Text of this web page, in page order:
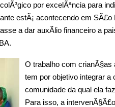
por excelÃªncia para
estÃ¡ acontecendo em SÃ£o
a dar auxÃ­lio financeiro a
O trabalho com crianÃ§as
tem por objetivo integrar a
comunidade da qual ela
Para isso, a